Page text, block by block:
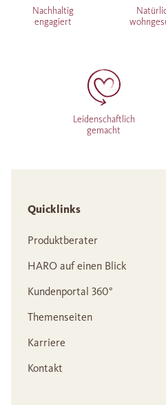
Nachhaltig
engagiert
Leidenschaftlich
gemacht
Quicklinks
Produktberater
HARO auf einen Blick
Kundenportal 360°
Themenseiten
Karriere
Kontakt